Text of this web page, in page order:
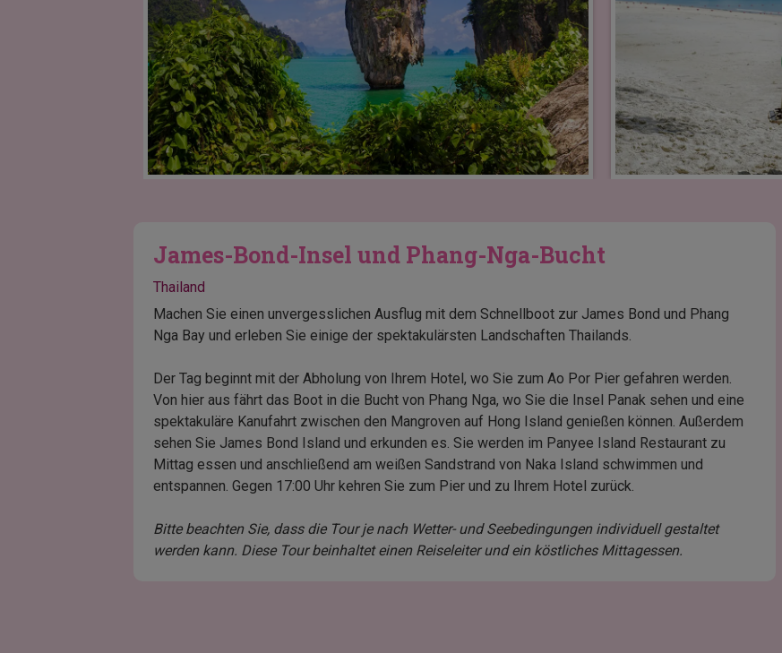
James-Bond-Insel und Phang-Nga-Bucht
Thailand
Machen Sie einen unvergesslichen Ausflug mit dem Schnellboot zur James Bond und Phang
Nga Bay und erleben Sie einige der spektakulärsten Landschaften Thailands.
Der Tag beginnt mit der Abholung von Ihrem Hotel, wo Sie zum Ao Por Pier gefahren werden.
Von hier aus fährt das Boot in die Bucht von Phang Nga, wo Sie die Insel Panak sehen und eine
spektakuläre Kanufahrt zwischen den Mangroven auf Hong Island genießen können. Außerdem
sehen Sie James Bond Island und erkunden es. Sie werden im Panyee Island Restaurant zu
Mittag essen und anschließend am weißen Sandstrand von Naka Island schwimmen und
entspannen. Gegen 17:00 Uhr kehren Sie zum Pier und zu Ihrem Hotel zurück.
Bitte beachten Sie, dass die Tour je nach Wetter- und Seebedingungen individuell gestaltet
werden kann. Diese Tour beinhaltet einen Reiseleiter und ein köstliches Mittagessen.